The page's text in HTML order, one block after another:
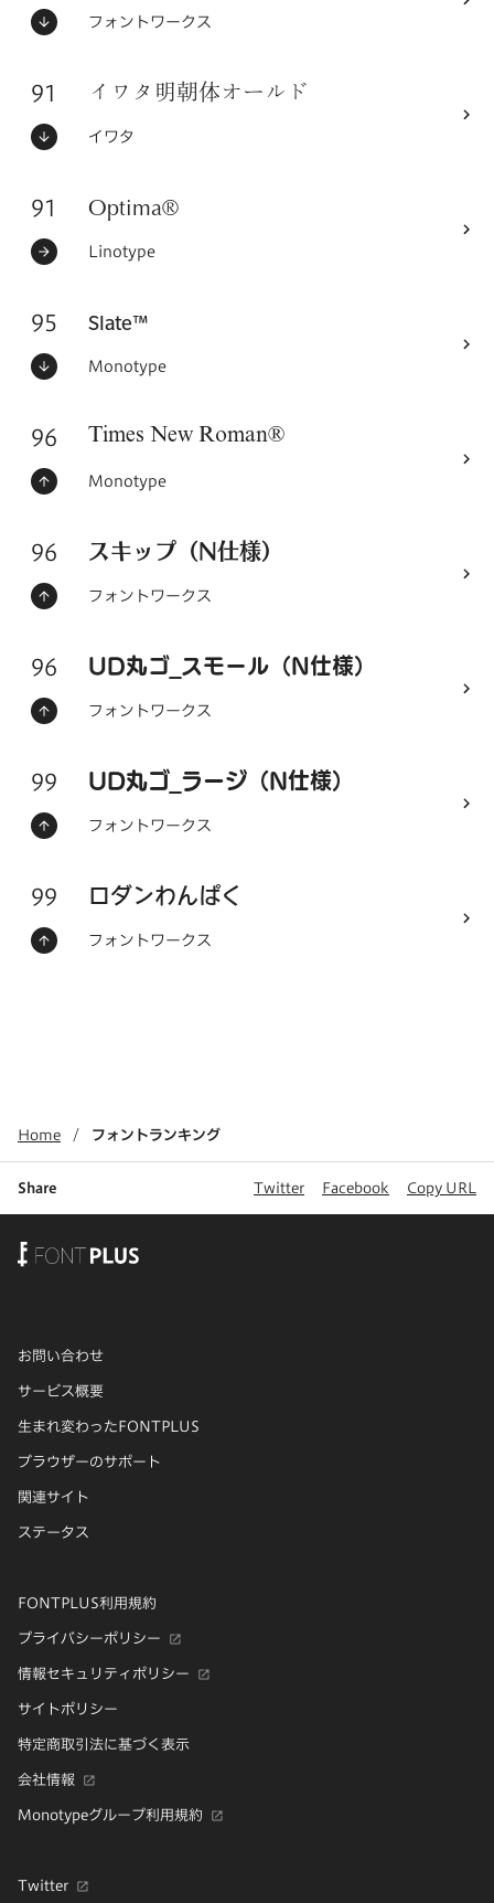
ステータス：フォントメーカー
フォントワークス
91
ステータス：
フォントシリーズ
イワタ明朝体オールド
フォントメーカー
イワタ
91
ステータス：
フォントシリーズ
Optima®
フォントメーカー
Linotype
95
ステータス：
フォントシリーズ
Slate™
フォントメーカー
Monotype
96
ステータス：
フォントシリーズ
Times New Roman®
フォントメーカー
Monotype
96
ステータス：
フォントシリーズ
スキップ（N仕様）
フォントメーカー
フォントワークス
96
ステータス：
フォントシリーズ
UD丸ゴ_スモール（N仕様）
フォントメーカー
フォントワークス
99
ステータス：
フォントシリーズ
UD丸ゴ_ラージ（N仕様）
フォントメーカー
フォントワークス
99
ステータス：
フォントシリーズ
ロダンわんぱく
フォントメーカー
フォントワークス
Home フォントランキング
Share Twitter Facebook Copy URL
お問い合わせ
サービス概要
生まれ変わったFONTPLUS
ブラウザーのサポート
関連サイト
ステータス
FONTPLUS利用規約
プライバシーポリシー
情報セキュリティポリシー
サイトポリシー
特定商取引法に基づく表示
会社情報
Monotypeグループ利用規約
Twitter